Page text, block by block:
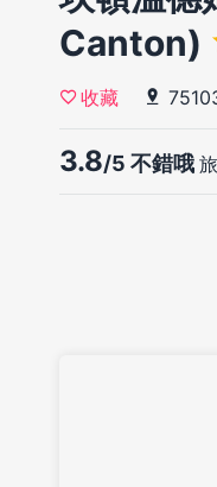
Canton)
收藏
3.8/5 不錯哦